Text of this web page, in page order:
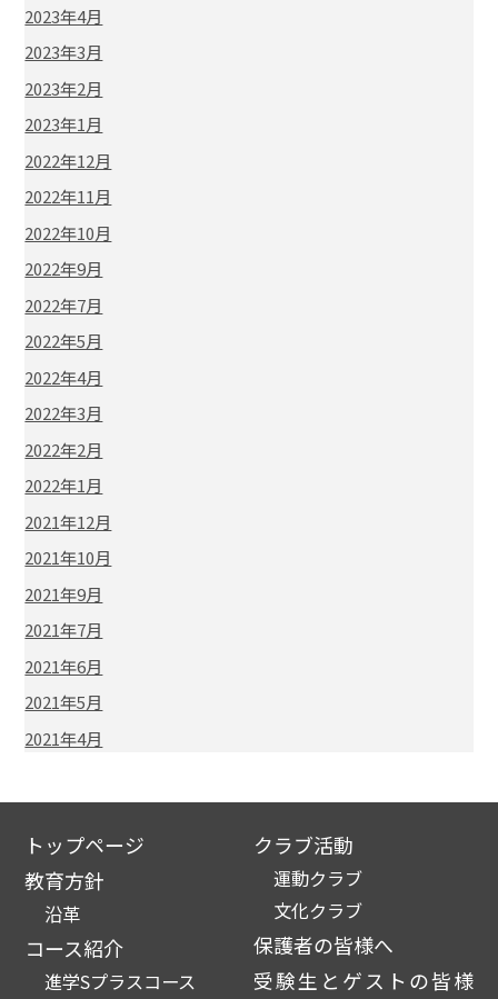
2023年4月
2023年3月
2023年2月
2023年1月
2022年12月
2022年11月
2022年10月
2022年9月
2022年7月
2022年5月
2022年4月
2022年3月
2022年2月
2022年1月
2021年12月
2021年10月
2021年9月
2021年7月
2021年6月
2021年5月
2021年4月
トップページ
教育方針
沿革
コース紹介
進学Sプラスコース
クラブ活動
運動クラブ
文化クラブ
保護者の皆様へ
受験生とゲストの皆様